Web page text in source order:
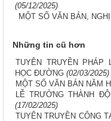
(05/12/2025)
MỘT SỐ VĂN BẢN,
Những tin cũ hơn
TUYÊN TRUYỀN PHÁP
HỌC ĐƯỜNG (02/03/2025)
MỘT SỐ VĂN BẢN NĂM
LỄ TRƯỞNG THÀNH
(17/02/2025)
TUYÊN TRUYỀN CÔNG